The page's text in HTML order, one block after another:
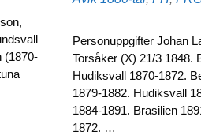
(1870-
Personuppgifter Johan
Torsåker (X) 21/3 1848.
Hudiksvall 1870-1872.
1879-1882. Hudiksvall
1884-1891. Brasilien
1872. …